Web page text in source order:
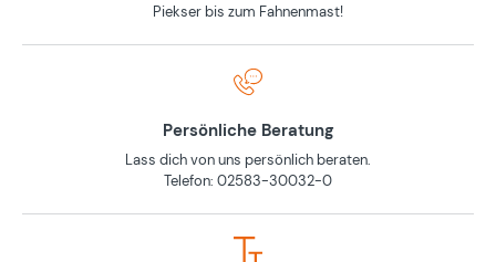
Piekser bis zum Fahnenmast!
Persönliche Beratung
Lass dich von uns persönlich beraten.
Telefon: 02583-30032-0